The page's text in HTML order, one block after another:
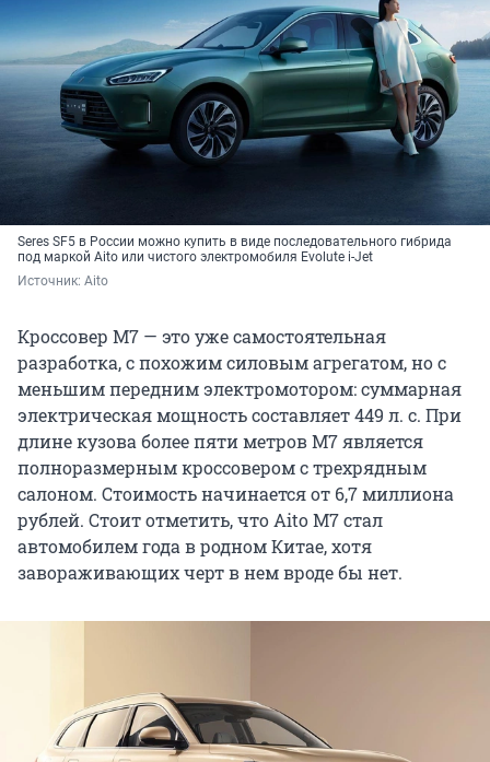
Seres SF5 в России можно купить в виде последовательного гибрида
под маркой Aito или чистого электромобиля Evolute i-Jet
Источник: Aito
Кроссовер M7 — это уже самостоятельная
разработка, с похожим силовым агрегатом, но с
меньшим передним электромотором: суммарная
электрическая мощность составляет 449 л. с. При
длине кузова более пяти метров М7 является
полноразмерным кроссовером с трехрядным
салоном. Стоимость начинается от 6,7 миллиона
рублей. Стоит отметить, что Aito M7 стал
автомобилем года в родном Китае, хотя
завораживающих черт в нем вроде бы нет.